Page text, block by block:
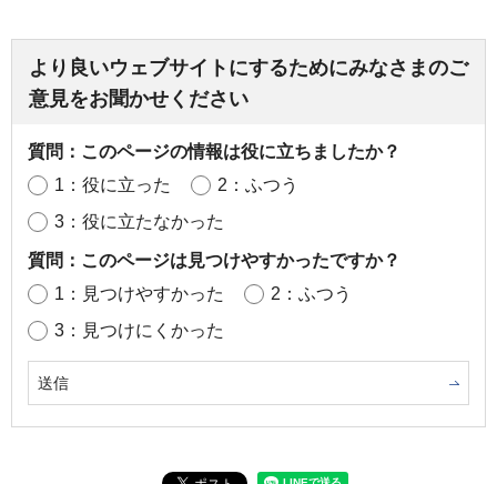
より良いウェブサイトにするためにみなさまのご
意見をお聞かせください
質問：このページの情報は役に立ちましたか？
1：役に立った
2：ふつう
3：役に立たなかった
質問：このページは見つけやすかったですか？
1：見つけやすかった
2：ふつう
3：見つけにくかった